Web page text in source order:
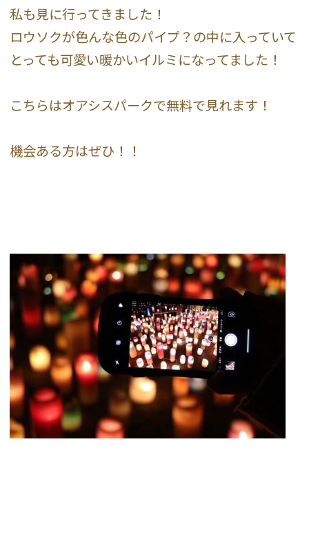
私も見に行ってきました！
ロウソクが色んな色のパイプ？の中に入っていて
とっても可愛い暖かいイルミになってました！
こちらはオアシスパークで無料で見れます！
機会ある方はぜひ！！